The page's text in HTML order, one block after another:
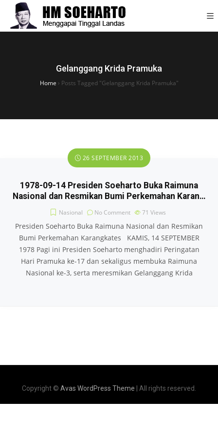
Gelanggang Krida Pramuka
Home › Posts Tagged "Gelanggang Krida Pramuka"
26 SEPTEMBER 2013
1978-09-14 Presiden Soeharto Buka Raimuna
Nasional dan Resmikan Bumi Perkemahan Karan…
Nasional No Comment 71 Views
Presiden Soeharto Buka Raimuna Nasional dan Resmikan
Bumi Perkemahan Karangkates KAMIS, 14 SEPTEMBER
1978 Pagi ini Presiden Soeharto menghadiri Peringatan
Hari Pramuka ke-17 dan sekaligus membuka Raimuna
Nasional ke-3, serta meresmikan Gelanggang Krida
Copyright © Avas WordPress Theme | All rights reserved.